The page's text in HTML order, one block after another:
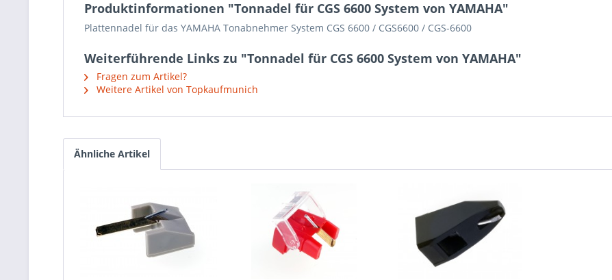
Produktinformationen "Tonnadel für CGS 6600 System von YAMAHA"
Plattennadel für das YAMAHA Tonabnehmer System CGS 6600 / CGS6600 / CGS-6600
Weiterführende Links zu "Tonnadel für CGS 6600 System von YAMAHA"
Fragen zum Artikel?
Weitere Artikel von Topkaufmunich
Ähnliche Artikel